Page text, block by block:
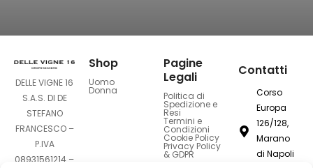
DELLE VIGNE 16
S.A.S. DI DE
STEFANO
FRANCESCO –
P.IVA
08931561214 –
Shop
Uomo
Donna
Pagine
Legali
Politica di
Spedizione e
Resi
Termini e
Condizioni
Cookie Policy
Privacy Policy
& GDPR
Contatti
Corso
Europa
126/128,
Marano
di Napoli